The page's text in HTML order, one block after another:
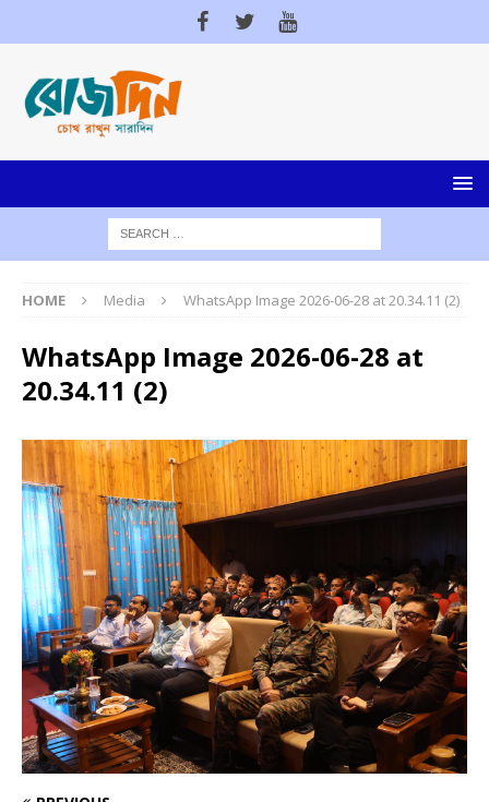
HOME Media WhatsApp Image 2026-06-28 at 20.34.11 (2)
WhatsApp Image 2026-06-28 at
20.34.11 (2)